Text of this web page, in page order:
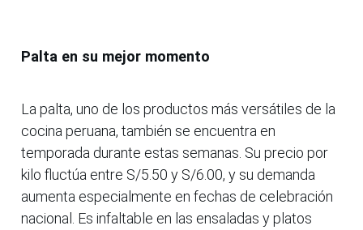
Palta en su mejor momento
La palta, uno de los productos más versátiles de la
cocina peruana, también se encuentra en
temporada durante estas semanas. Su precio por
kilo fluctúa entre S/5.50 y S/6.00, y su demanda
aumenta especialmente en fechas de celebración
nacional. Es infaltable en las ensaladas y platos